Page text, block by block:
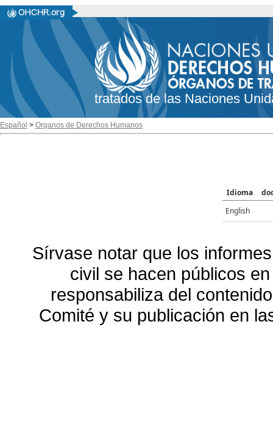
tratados de las Naciones
Español > Organos de Derechos Humanos
Idioma
English
Sírvase notar que los
civil se hacen públicos
responsabiliza del
Comité y su publicación en